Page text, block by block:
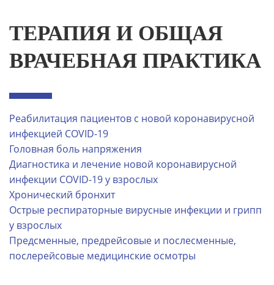
ТЕРАПИЯ И ОБЩАЯ
ВРАЧЕБНАЯ ПРАКТИКА
Реабилитация пациентов с новой коронавирусной
инфекцией COVID-19
Головная боль напряжения
Диагностика и лечение новой коронавирусной
инфекции COVID-19 у взрослых
Хронический бронхит
Острые респираторные вирусные инфекции и грипп
у взрослых
Предсменные, предрейсовые и послесменные,
послерейсовые медицинские осмотры